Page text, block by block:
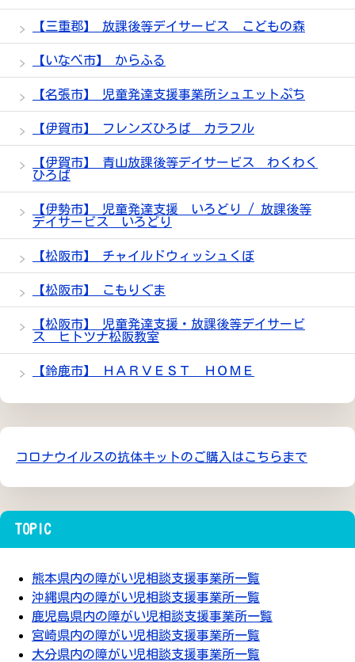
【三重郡】 放課後等デイサービス こどもの森
【いなべ市】 からふる
【名張市】 児童発達支援事業所シュエットぷち
【伊賀市】 フレンズひろば カラフル
【伊賀市】 青山放課後等デイサービス わくわく
ひろば
【伊勢市】 児童発達支援 いろどり / 放課後等
デイサービス いろどり
【松阪市】 チャイルドウィッシュくぼ
【松阪市】 こもりぐま
【松阪市】 児童発達支援・放課後等デイサービ
ス ヒトツナ松阪教室
【鈴鹿市】 ＨＡＲＶＥＳＴ ＨＯＭＥ
コロナウイルスの抗体キットのご購入はこちらまで
TOPIC
熊本県内の障がい児相談支援事業所一覧
沖縄県内の障がい児相談支援事業所一覧
鹿児島県内の障がい児相談支援事業所一覧
宮崎県内の障がい児相談支援事業所一覧
大分県内の障がい児相談支援事業所一覧